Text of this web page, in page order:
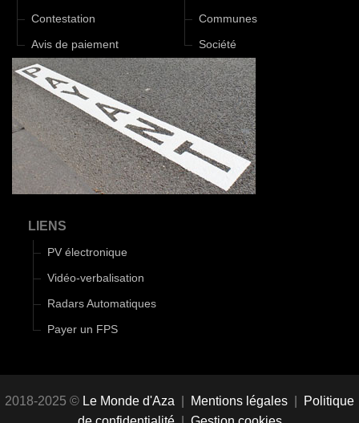
Contestation
Avis de paiement
Communes
Société
LIENS
PV électronique
Vidéo-verbalisation
Radars Automatiques
Payer un FPS
2018-2025 © Le Monde d'Aza Mentions légales
Politique